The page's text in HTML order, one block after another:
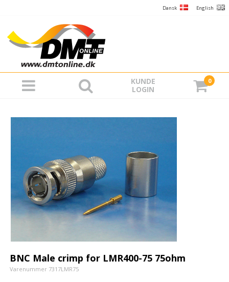
Dansk English
KUNDE
LOGIN
0
BNC Male crimp for LMR400-75 75ohm
Varenummer 7317LMR75